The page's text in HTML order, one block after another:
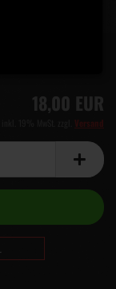
18,00 EUR
Versand